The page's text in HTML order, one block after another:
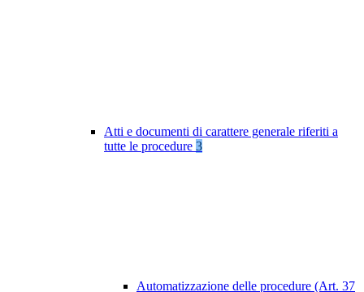
Atti e documenti di carattere generale riferiti a
tutte le procedure 3
Automatizzazione delle procedure (Art. 37